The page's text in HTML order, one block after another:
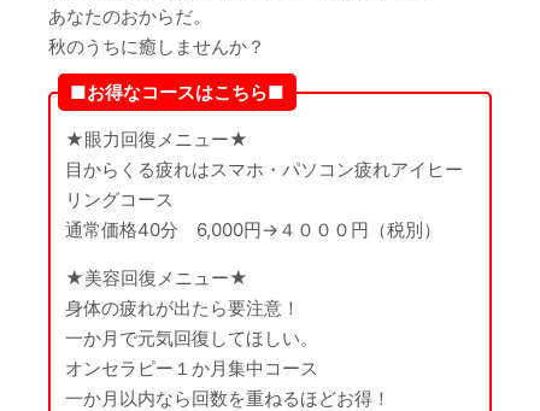
あなたのおからだ。
秋のうちに癒しませんか？
■お得なコースはこちら■
★眼力回復メニュー★
目からくる疲れはスマホ・パソコン疲れアイヒー
リングコース
通常価格40分 6,000円→４０００円（税別）
★美容回復メニュー★
身体の疲れが出たら要注意！
一か月で元気回復してほしい。
オンセラピー１か月集中コース
一か月以内なら回数を重ねるほどお得！